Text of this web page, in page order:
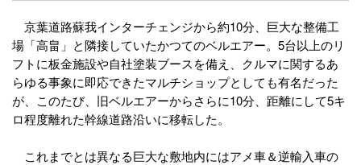
京葉道路蘇我インターチェンジから約10分、巨大な整備工
場「高畠」と隣接していたかつてのベルエアー。5台以上のリ
フトに板金施設や自社塗装ブースを備え、クルマに関するあ
らゆる事象に即応できたマルチショップとしても有名だった
が、このたび、旧ベルエアーからさらに10分、距離にして5キ
ロ程度離れた幹線道路沿いに移転した。
これまでとは異なる巨大な敷地内にはアメ車＆逆輸入車の